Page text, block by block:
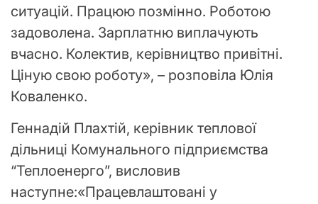
ситуацій. Працюю позмінно. Роботою
задоволена. Зарплатню виплачують
вчасно. Колектив, керівництво привітні.
Ціную свою роботу», – розповіла Юлія
Коваленко.
Геннадій Плахтій, керівник теплової
дільниці Комунального підприємства
“Теплоенерго”, висловив
наступне:«Працевлаштовані у